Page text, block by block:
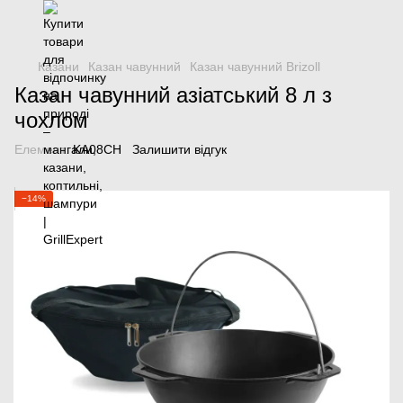
Казани Казан чавунний Казан чавунний Brizoll
Казан чавунний азіатський 8 л з
чохлом
Елемент:KA08CH Залишити відгук
−14%